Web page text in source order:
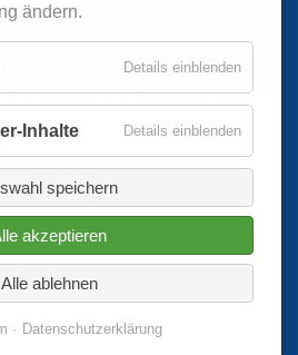
findet am 12. und 13. September
ändern.
Details einblenden
Inhalte Details einblenden
speichern
akzeptieren
Alle ablehnen
Datenschutzerklärung